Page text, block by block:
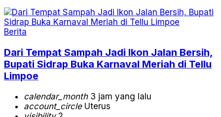
Berita
Dari Tempat Sampah Jadi Ikon Jalan Bersih,
Bupati Sidrap Buka Karnaval Meriah di Tellu
Limpoe
calendar_month3 jam yang lalu
account_circleUterus